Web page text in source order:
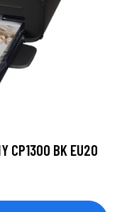
CP1300 BK EU20